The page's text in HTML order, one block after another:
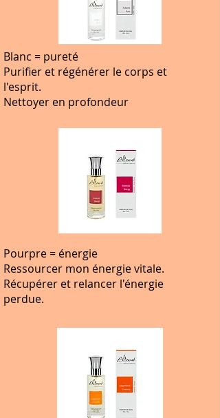
Blanc = pureté
Purifier et régénérer le corps et
l'esprit.
Nettoyer en profondeur
Pourpre = énergie
Ressourcer mon énergie vitale.
Récupérer et relancer l'énergie
perdue.